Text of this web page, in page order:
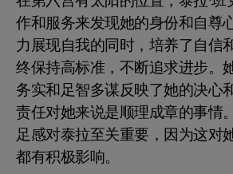
作和服务来发现她的身份和自尊
力展现自我的同时，培养了自信
终保持高标准，不断追求进步。
务实和足智多谋反映了她的决心
责任对她来说是顺理成章的事情
足感对泰拉至关重要，因为这对
都有积极影响。